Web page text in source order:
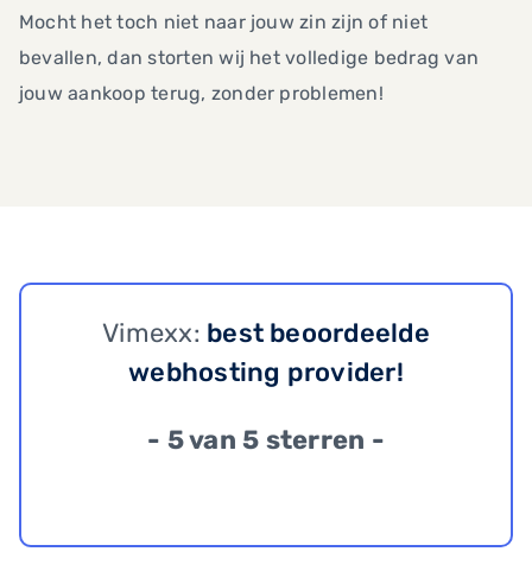
Mocht het toch niet naar jouw zin zijn of niet
bevallen, dan storten wij het volledige bedrag van
jouw aankoop terug, zonder problemen!
Vimexx: best beoordeelde
webhosting provider!
- 5 van 5 sterren -